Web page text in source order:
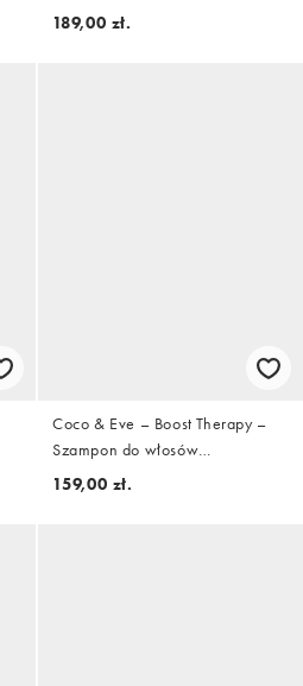
do włosów z kokosem i figą
189,00 zł.
Coco & Eve – Boost Therapy –
Szampon do włosów
zwiększający objętość, 280 ml
159,00 zł.